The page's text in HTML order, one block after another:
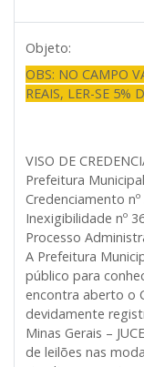
Objeto:
OBS: NO CAMPO
REAIS, LER-SE 5%
VISO DE
Prefeitura
Credenciamento
Inexigibilidade nº
Processo
A Prefeitura
público para
encontra aberto o
devidamente
Minas Gerais –
de leilões nas